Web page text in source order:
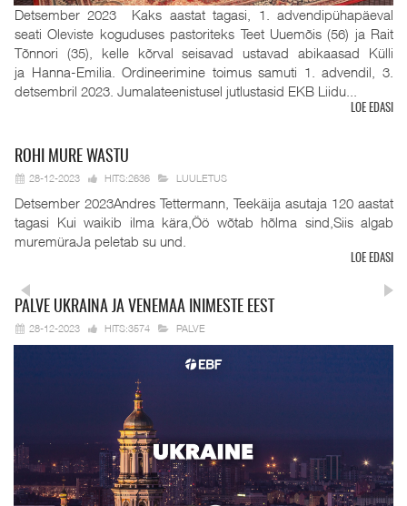
Detsember 2023 Kaks aastat tagasi, 1. advendipühapäeval
seati Oleviste koguduses pastoriteks Teet Uuemõis (56) ja Rait
Tõnnori (35), kelle kõrval seisavad ustavad abikaasad Külli
ja Hanna-Emilia. Ordineerimine toimus samuti 1. advendil, 3.
detsembril 2023. Jumalateenistusel jutlustasid EKB Liidu...
LOE EDASI
ROHI MURE WASTU
28-12-2023 HITS:2636 LUULETUS
Detsember 2023Andres Tettermann, Teekäija asutaja 120 aastat
tagasi Kui waikib ilma kära,Öö wõtab hõlma sind,Siis algab
muremüraJa peletab su und.
LOE EDASI
PALVE UKRAINA JA VENEMAA INIMESTE EEST
28-12-2023 HITS:3574 PALVE